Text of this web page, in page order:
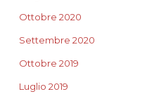
Ottobre 2020
Settembre 2020
Ottobre 2019
Luglio 2019